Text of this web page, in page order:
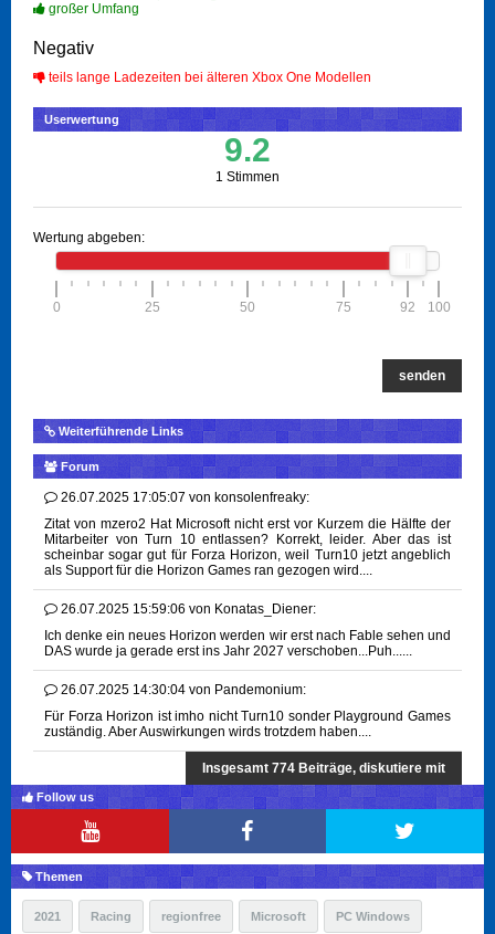
großer Umfang
Negativ
teils lange Ladezeiten bei älteren Xbox One Modellen
Userwertung
9.2
1 Stimmen
Wertung abgeben:
0 25 50 75 92 100
senden
Weiterführende Links
Forum
26.07.2025 17:05:07 von konsolenfreaky:
Zitat von mzero2 Hat Microsoft nicht erst vor Kurzem die Hälfte der
Mitarbeiter von Turn 10 entlassen? Korrekt, leider. Aber das ist
scheinbar sogar gut für Forza Horizon, weil Turn10 jetzt angeblich
als Support für die Horizon Games ran gezogen wird....
26.07.2025 15:59:06 von Konatas_Diener:
Ich denke ein neues Horizon werden wir erst nach Fable sehen und
DAS wurde ja gerade erst ins Jahr 2027 verschoben...Puh......
26.07.2025 14:30:04 von Pandemonium:
Für Forza Horizon ist imho nicht Turn10 sonder Playground Games
zuständig. Aber Auswirkungen wirds trotzdem haben....
Insgesamt 774 Beiträge, diskutiere mit
Follow us
Themen
2021 Racing regionfree Microsoft PC Windows